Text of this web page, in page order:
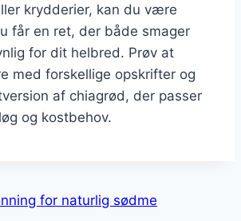
krydderier, kan du være
får en ret, der både smager
for dit helbred. Prøv at
med forskellige opskrifter og
af chiagrød, der passer
og kostbehov.
for naturlig sødme